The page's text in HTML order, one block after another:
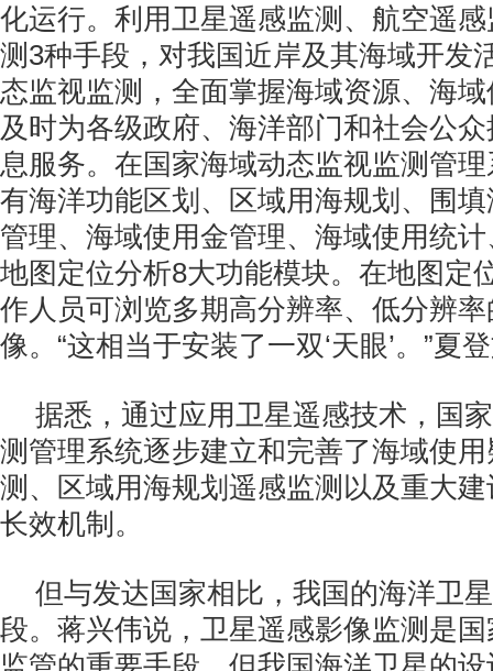
化运行。利用卫星遥感监测、航空遥
测3种手段，对我国近岸及其海域开发
态监视监测，全面掌握海域资源、海
及时为各级政府、海洋部门和社会公
息服务。在国家海域动态监视监测管
有海洋功能区划、区域用海规划、围
管理、海域使用金管理、海域使用统
地图定位分析8大功能模块。在地图定
作人员可浏览多期高分辨率、低分辨
像。“这相当于安装了一双‘天眼’。”夏
据悉，通过应用卫星遥感技术，国
测管理系统逐步建立和完善了海域使
测、区域用海规划遥感监测以及重大
长效机制。
但与发达国家相比，我国的海洋卫
段。蒋兴伟说，卫星遥感影像监测是